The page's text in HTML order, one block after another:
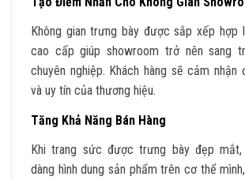
Không gian trưng bày được sắp xếp hợp
cao cấp giúp showroom trở nên sang
chuyên nghiệp. Khách hàng sẽ cảm
và uy tín của thương hiệu.
Tăng Khả Năng Bán Hàng
Khi trang sức được trưng bày đẹp mắt,
dàng hình dung sản phẩm trên cơ thể